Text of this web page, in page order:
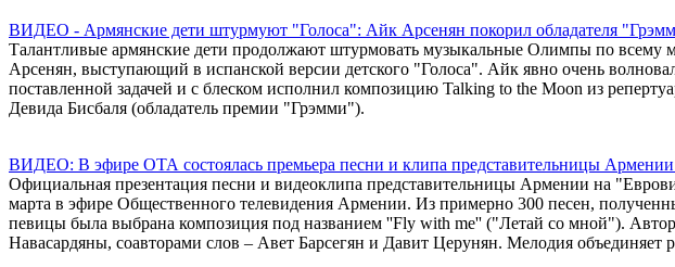
ВИДЕО - Армянские дети штурмуют "Голоса": Айк Арсенян покорил обладателя
Талантливые армянские дети продолжают штурмовать музыкальные Олимпы по всему
Арсенян, выступающий в испанской версии детского "Голоса". Айк явно очень
поставленной задачей и с блеском исполнил композицию Talking to the Moon из
Девида Бисбаля (обладатель премии "Грэмми").
ВИДЕО: В эфире ОТА состоялась премьера песни и клипа представительницы
Официальная презентация песни и видеоклипа представительницы Армении на
марта в эфире Общественного телевидения Армении. Из примерно 300 песен,
певицы была выбрана композиция под названием ''Fly with me'' ("Летай со мной").
Навасардяны, соавторами слов – Авет Барсегян и Давит Церунян. Мелодия объединяет